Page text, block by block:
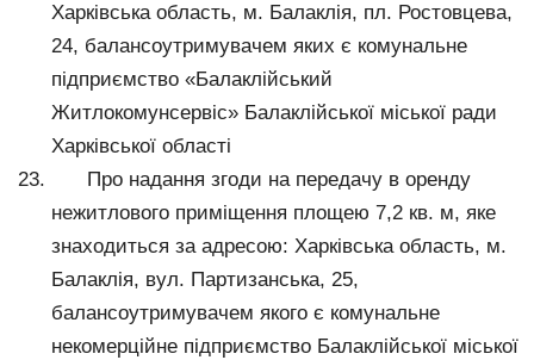
Харківська область, м. Балаклія, пл. Ростовцева,
24, балансоутримувачем яких є комунальне
підприємство «Балаклійський
Житлокомунсервіс» Балаклійської міської ради
Харківської області
Про надання згоди на передачу в оренду
нежитлового приміщення площею 7,2 кв. м, яке
знаходиться за адресою: Харківська область, м.
Балаклія, вул. Партизанська, 25,
балансоутримувачем якого є комунальне
некомерційне підприємство Балаклійської міської